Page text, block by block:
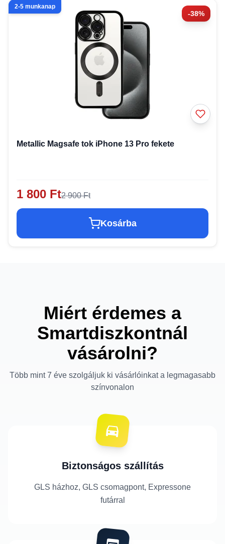
-38%
2-5 munkanap
Metallic Magsafe tok iPhone 13 Pro fekete
1 800 Ft2 900 Ft
Kosárba
Miért érdemes a
Smartdiszkontnál
vásárolni?
Több mint 7 éve szolgáljuk ki vásárlóinkat a legmagasabb
színvonalon
Biztonságos szállítás
GLS házhoz, GLS csomagpont, Expressone
futárral